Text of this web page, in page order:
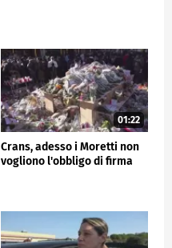
01:22
Crans, adesso i Moretti non
vogliono l'obbligo di firma